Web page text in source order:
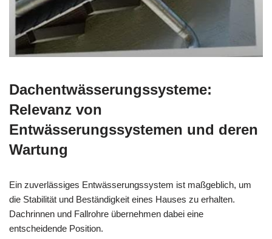
Dachentwässerungssysteme:
Relevanz von
Entwässerungssystemen und deren
Wartung
Ein zuverlässiges Entwässerungssystem ist maßgeblich, um
die Stabilität und Beständigkeit eines Hauses zu erhalten.
Dachrinnen und Fallrohre übernehmen dabei eine
entscheidende Position.